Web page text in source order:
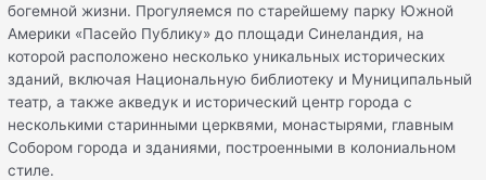
богемной жизни. Прогуляемся по старейшему парку Южной
Америки «Пасейо Публику» до площади Синеландия, на
которой расположено несколько уникальных исторических
зданий, включая Национальную библиотеку и Муниципальный
театр, а также акведук и исторический центр города с
несколькими старинными церквями, монастырями, главным
Собором города и зданиями, построенными в колониальном
стиле.